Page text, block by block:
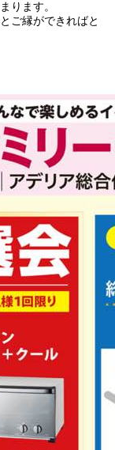
ります。
ご縁ができればと